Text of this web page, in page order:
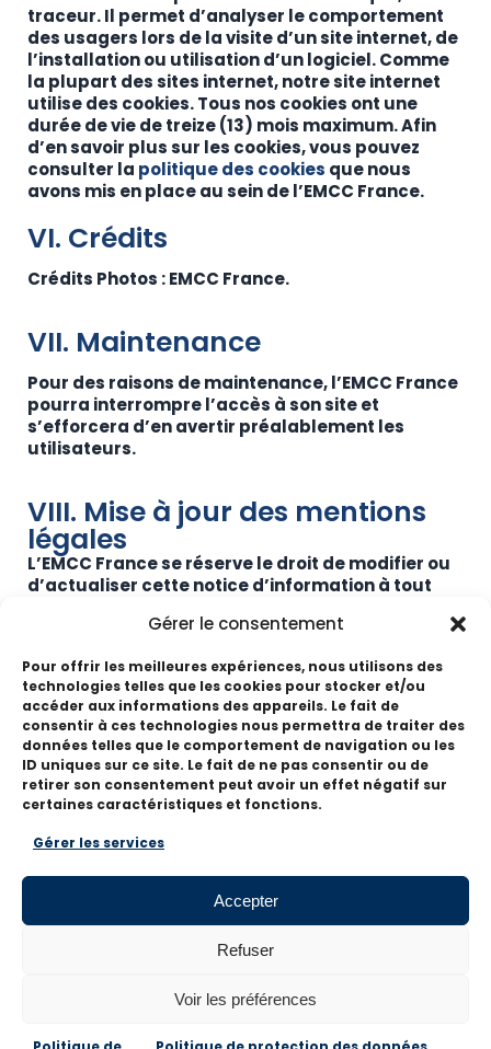
Gérer le consentement
Pour offrir les meilleures expériences, nous utilisons des
technologies telles que les cookies pour stocker et/ou
accéder aux informations des appareils. Le fait de
consentir à ces technologies nous permettra de traiter des
données telles que le comportement de navigation ou les
ID uniques sur ce site. Le fait de ne pas consentir ou de
retirer son consentement peut avoir un effet négatif sur
certaines caractéristiques et fonctions.
Gérer les services
Accepter
Refuser
Voir les préférences
traceur. Il permet d’analyser le comportement
des usagers lors de la visite d’un site internet, de
l’installation ou utilisation d’un logiciel. Comme
la plupart des sites internet, notre site internet
utilise des cookies. Tous nos cookies ont une
durée de vie de treize (13) mois maximum. Afin
d’en savoir plus sur les cookies, vous pouvez
consulter la politique des cookies que nous
avons mis en place au sein de l’EMCC France.
VI. Crédits
Crédits Photos : EMCC France.
VII. Maintenance
Pour des raisons de maintenance, l’EMCC France
pourra interrompre l’accès à son site et
s’efforcera d’en avertir préalablement les
utilisateurs.
VIII. Mise à jour des mentions
légales
L’EMCC France se réserve le droit de modifier ou
d’actualiser cette notice d’information à tout
ces mentions légales : 26 février 2025 par
SUIVEZ-NOUS
légales
Politique de confidentialité Politique de